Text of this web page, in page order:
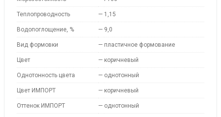
Теплопроводность — 1,15
Водопоглощение, % — 9,0
Вид формовки — пластичное формование
Цвет — коричневый
Однотонность цвета — однотонный
Цвет ИМПОРТ — коричневый
Оттенок ИМПОРТ — однотонный